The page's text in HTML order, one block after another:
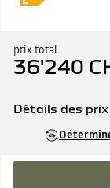
prix total
36'240
Détails des prix